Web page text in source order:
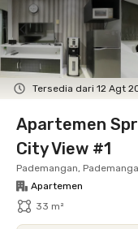
Tersedia dari 12 Agt
7 Agt 26
Foto Fasilitas
Apartemen
City View #1
Pademangan,
Apartemen
33 m²